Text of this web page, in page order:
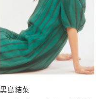
黒島結菜